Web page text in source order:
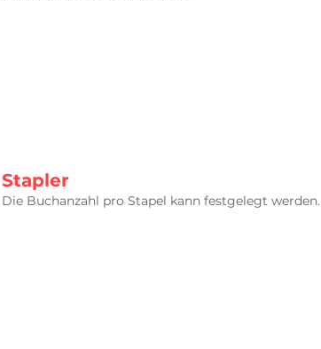
Stapler
Die Buchanzahl pro Stapel kann festgelegt werden.